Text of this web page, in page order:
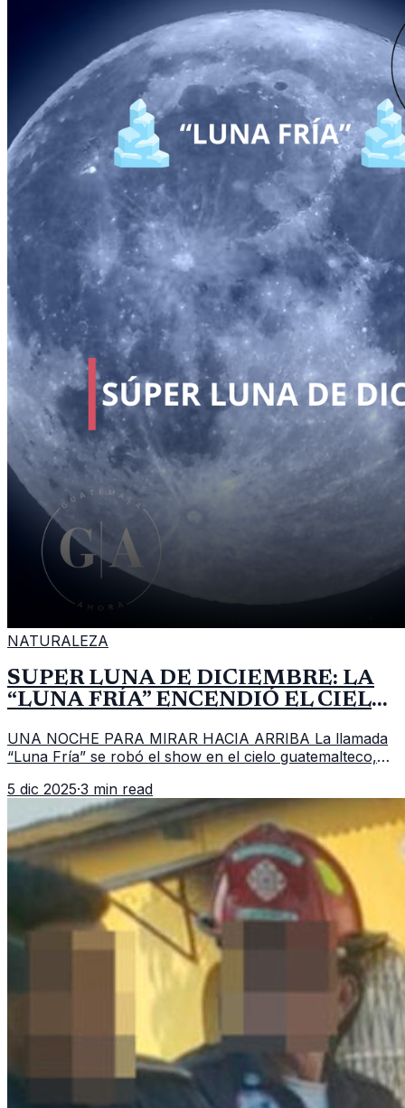
NATURALEZA
SÚPER LUNA DE DICIEMBRE: LA
“LUNA FRÍA” ENCENDIÓ EL CIELO
UNA NOCHE PARA MIRAR HACIA ARRIBA La llamada
“Luna Fría” se robó el show en el cielo guatemalteco,
grande y más brillante de lo h
5 dic 2025·3 min read